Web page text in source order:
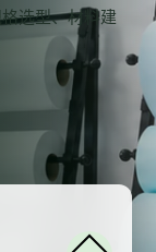
选型、材料建